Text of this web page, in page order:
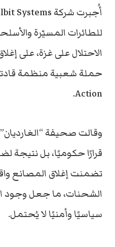
للطائرات المسيّرة
الاحتلال على غزة، على
Action.
وقالت صحيفة
قرارًا حكوميًا، بل
تضمنت إغلاق المصانع
الشحنات، ما جعل وجود
سياسيًا وأمنيًا لا يُحتمل.